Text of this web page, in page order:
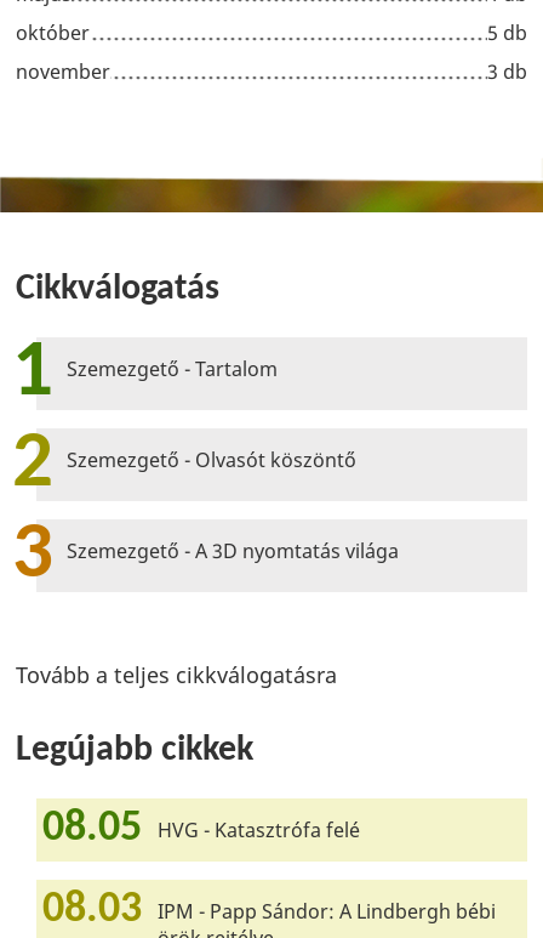
október
5 db
november
3 db
Cikkválogatás
1 Szemezgető - Tartalom
2 Szemezgető - Olvasót köszöntő
3 Szemezgető - A 3D nyomtatás világa
Tovább a teljes cikkválogatásra
Legújabb cikkek
08.05 HVG - Katasztrófa felé
08.03
IPM - Papp Sándor: A Lindbergh bébi